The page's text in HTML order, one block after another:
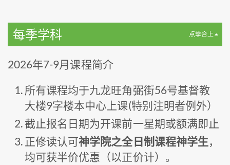
每季学科 点撃合上
2026年7-9月课程简介
所有课程均于九龙旺角弼街56号基督教
大楼9字楼本中心上课(特别注明者例外）
截止报名日期为开课前一星期或额满即止
正修读认可神学院之全日制课程神学生，
均可获半价优惠（以正价计）。